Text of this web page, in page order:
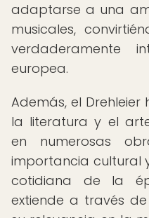
adaptarse a una
musicales,
verdaderamente
europea.
Además, el
la literatura y el
en numerosas
importancia cultural
cotidiana de la
extiende a través